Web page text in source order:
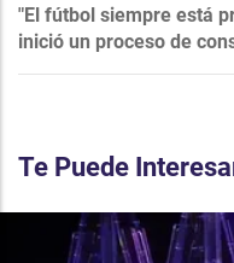
"El fútbol siempre está
inició un proceso de
Te Puede